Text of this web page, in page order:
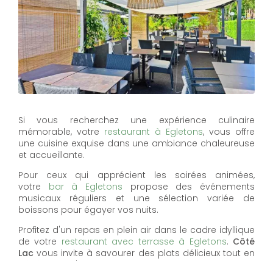
Si vous recherchez une expérience culinaire
mémorable, votre restaurant à Egletons, vous offre
une cuisine exquise dans une ambiance chaleureuse
et accueillante.
Pour ceux qui apprécient les soirées animées,
votre bar à Egletons propose des événements
musicaux réguliers et une sélection variée de
boissons pour égayer vos nuits.
Profitez d'un repas en plein air dans le cadre idyllique
de votre restaurant avec terrasse à Egletons. Côté
Lac vous invite à savourer des plats délicieux tout en